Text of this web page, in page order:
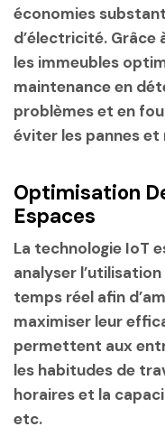
économies
d’électricité.
les immeubles
maintenance en
problèmes et en
éviter les pannes et
Optimisation
Espaces
La technologie IoT
analyser
temps réel afin
maximiser leur
permettent aux
les habitudes de
horaires et la
etc.